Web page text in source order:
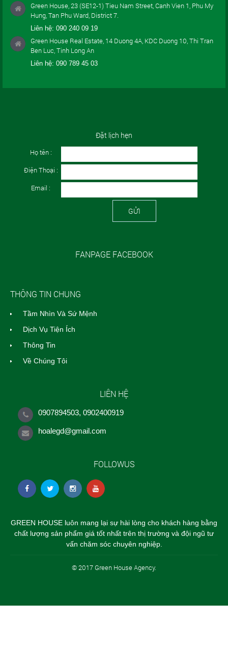
Green House, 23 (SE12-1) Tieu Nam Street, Canh Vien 1, Phu My
Hung, Tan Phu Ward, District 7.
Liên hệ: 090 240 09 19
Green House Real Estate, 14 Duong 4A, KDC Duong 10, Thi Tran
Ben Luc, Tinh Long An
Liên hệ: 090 789 45 03
Đặt lịch hẹn
Họ tên :
Điện Thoại :
Email :
GỬI
FANPAGE FACEBOOK
THÔNG TIN CHUNG
Tầm Nhìn Và Sứ Mệnh
Dịch Vụ Tiện Ích
Thông Tin
Về Chúng Tôi
LIÊN HỆ
0907894503, 0902400919
hoalegd@gmail.com
FOLLOWUS
GREEN HOUSE luôn mang lại sự hài lòng cho khách hàng bằng
chất lượng sản phẩm giá tốt nhất trên thị trường và đội ngũ tư
vấn chăm sóc chuyên nghiệp.
© 2017 Green House Agency.